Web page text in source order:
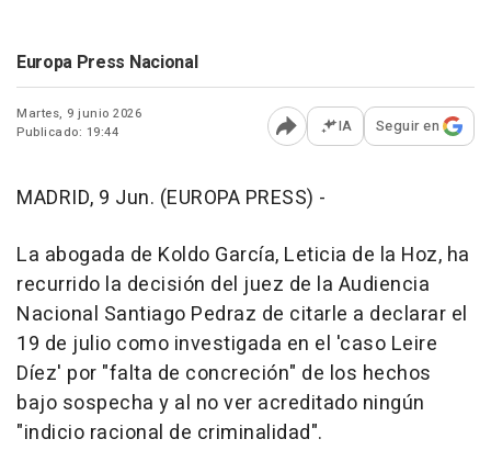
Europa Press Nacional
Martes, 9 junio 2026
Publicado: 19:44
Abrir opciones para
IA Seguir en
MADRID, 9 Jun. (EUROPA PRESS) -
La abogada de Koldo García, Leticia de la Hoz, ha
recurrido la decisión del juez de la Audiencia
Nacional Santiago Pedraz de citarle a declarar el
19 de julio como investigada en el 'caso Leire
Díez' por "falta de concreción" de los hechos
bajo sospecha y al no ver acreditado ningún
"indicio racional de criminalidad".